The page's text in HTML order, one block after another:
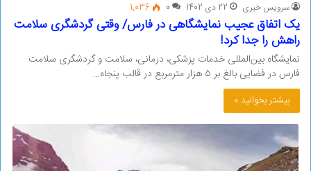
سرویس خبری 22 دی 1402 0
1,036
یک اتفاق عجیب نمایشگاهی در فارس/ وقتی گردشگری سلامت
راهش را جدا کرد!
نمایشگاه بین‌المللی خدمات پزشکی، درمانی، سلامت و گردشگری سلامت
فارس در فضایی بالغ بر ۵ هزار مترمربع در قالب پنجاه…
بیشتر بخوانید »